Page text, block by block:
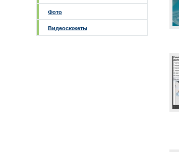
Фото
Видеосюжеты